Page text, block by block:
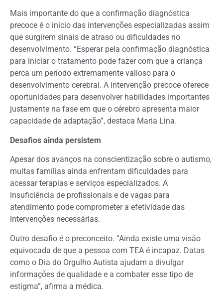
Mais importante do que a confirmação diagnóstica
precoce é o início das intervenções especializadas assim
que surgirem sinais de atraso ou dificuldades no
desenvolvimento. “Esperar pela confirmação diagnóstica
para iniciar o tratamento pode fazer com que a criança
perca um período extremamente valioso para o
desenvolvimento cerebral. A intervenção precoce oferece
oportunidades para desenvolver habilidades importantes
justamente na fase em que o cérebro apresenta maior
capacidade de adaptação”, destaca Maria Lina.
Desafios ainda persistem
Apesar dos avanços na conscientização sobre o autismo,
muitas famílias ainda enfrentam dificuldades para
acessar terapias e serviços especializados. A
insuficiência de profissionais e de vagas para
atendimento pode comprometer a efetividade das
intervenções necessárias.
Outro desafio é o preconceito. “Ainda existe uma visão
equivocada de que a pessoa com TEA é incapaz. Datas
como o Dia do Orgulho Autista ajudam a divulgar
informações de qualidade e a combater esse tipo de
estigma”, afirma a médica.